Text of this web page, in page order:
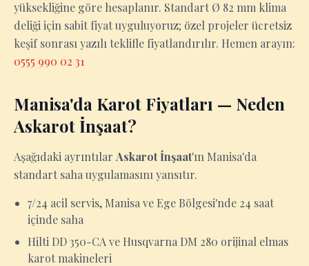
yüksekliğine göre hesaplanır. Standart Ø 82 mm klima
deliği için sabit fiyat uyguluyoruz; özel projeler ücretsiz
keşif sonrası yazılı teklifle fiyatlandırılır. Hemen arayın:
0555 990 02 31
Manisa'da Karot Fiyatları — Neden
Askarot İnşaat?
Aşağıdaki ayrıntılar Askarot İnşaat'ın Manisa'da
standart saha uygulamasını yansıtır.
7/24 acil servis, Manisa ve Ege Bölgesi'nde 24 saat
içinde saha
Hilti DD 350-CA ve Husqvarna DM 280 orijinal elmas
karot makineleri